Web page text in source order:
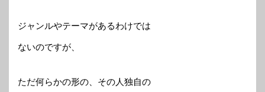
ジャンルやテーマがあるわけでは
ないのですが、
ただ何らかの形の、その人独自の